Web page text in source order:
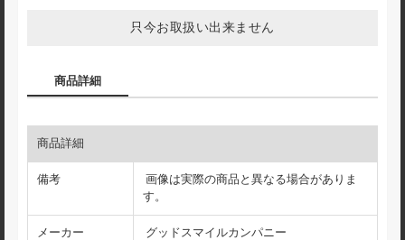
只今お取扱い出来ません
商品詳細
商品詳細
備考
画像は実際の商品と異なる場合がありま
す。
メーカー グッドスマイルカンパニー